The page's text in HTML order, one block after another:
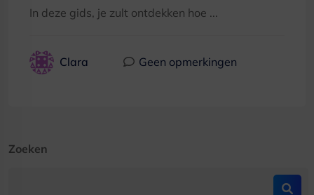
In deze gids, je zult ontdekken hoe ...
Clara Geen opmerkingen
Zoeken